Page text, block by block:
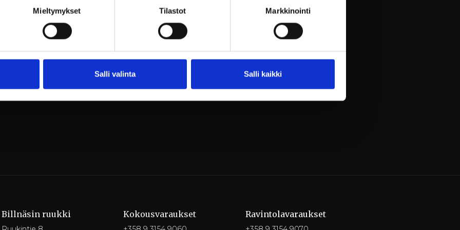
Mieltymykset Tilastot Markkinointi
Salli valinta Salli kaikki
fi/fi-FI/book/index/3238/2
olkaa yhteydessä myyntipalveluun: myyntipalvelu@billnas.fi tai puh.
Billnäsin ruukki Kokousvaraukset Ravintola­varaukset